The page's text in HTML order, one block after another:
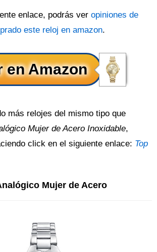
enlace, podrás ver opiniones de
este reloj en amazon.
más relojes del mismo tipo que
Mujer de Acero Inoxidable,
click en el siguiente enlace: Top
Mujer de Acero